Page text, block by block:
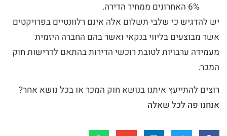
6% האחרונים ממחיר הדירה.
יש להדגיש כי שלבי תשלום אלה אינם רלוונטיים בפרויקטים
אשר מבוצעים בליווי בנקאי ואשר בהם החברה היזמית
מעמידה ערבויות לטובת רוכשי הדירות בהתאם לדרישות חוק
המכר.
רוצים להתייעץ איתנו בנושא חוק המכר או בכל נושא אחר?
אנחנו פה לכל שאלה